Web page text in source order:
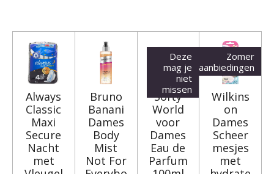
n
e
n
Always
Classic
Maxi
Secure
Nacht
met
Bruno
Banani
Dames
Body
Mist
Not For
Deze
mag je
niet
missen
Softy
World
voor
Dames
Eau de
Parfum
Zomer
aanbiedingen
Wilkins
on
Dames
Scheer
mesjes
met